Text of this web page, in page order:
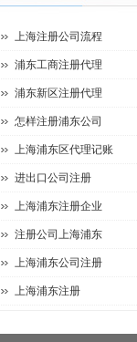
上海注册公司流程
浦东工商注册代理
浦东新区注册代理
怎样注册浦东公司
上海浦东区代理记账
进出口公司注册
上海浦东注册企业
注册公司上海浦东
上海浦东公司注册
上海浦东注册